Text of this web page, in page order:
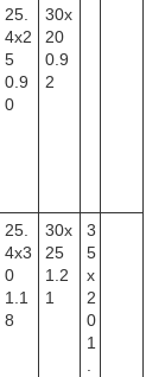
25.
4x2
5
0.9
0
30x
20
0.9
2
25.
4x3
0
1.1
8
30x
25
1.2
1
3
5
x
2
0
1